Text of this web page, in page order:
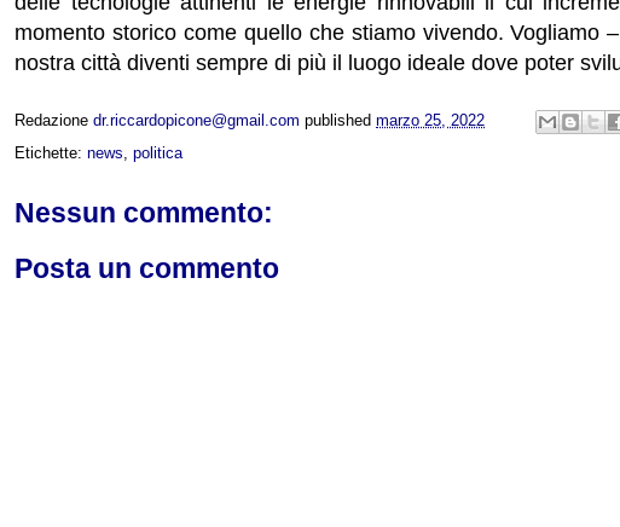
momento storico come quello che stiamo vivendo. Vogliamo
nostra città diventi sempre di più il luogo ideale dove poter
Redazione dr.riccardopicone@gmail.com published marzo 25, 2022
Etichette: news politica
Nessun commento:
Posta un commento